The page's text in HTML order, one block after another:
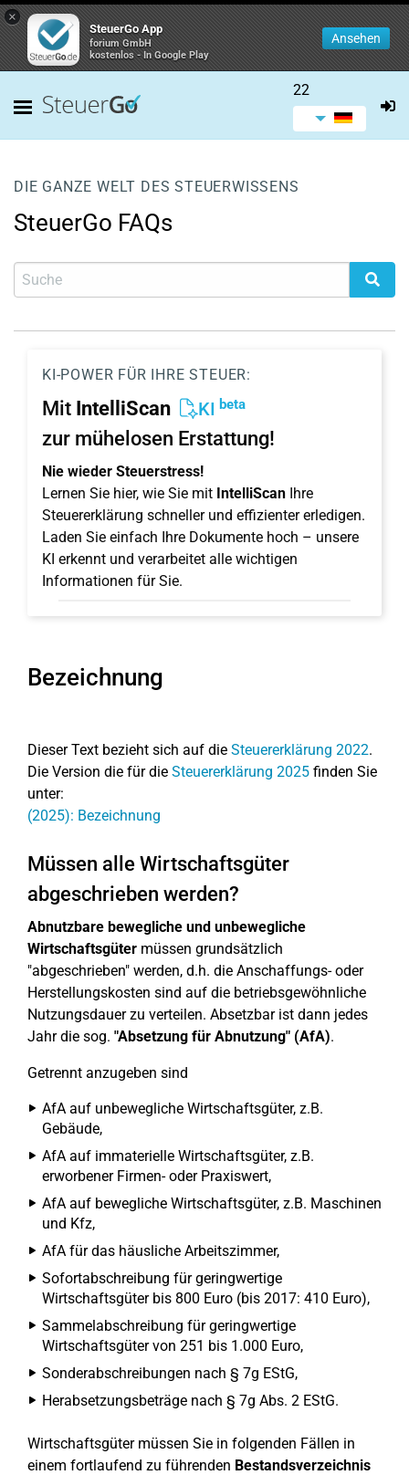
×
SteuerGo App
forium GmbH
kostenlos - In Google Play
Ansehen
22
DIE GANZE WELT DES STEUERWISSENS
SteuerGo FAQs
KI-POWER FÜR IHRE STEUER:
Mit IntelliScan KI beta
zur mühelosen Erstattung!
Nie wieder Steuerstress!
Lernen Sie hier, wie Sie mit IntelliScan Ihre
Steuererklärung schneller und effizienter erledigen.
Laden Sie einfach Ihre Dokumente hoch – unsere
KI erkennt und verarbeitet alle wichtigen
Informationen für Sie.
Bezeichnung
Dieser Text bezieht sich auf die Steuererklärung 2022.
Die Version die für die Steuererklärung 2025 finden Sie
unter:
(2025): Bezeichnung
Müssen alle Wirtschaftsgüter
abgeschrieben werden?
Abnutzbare bewegliche und unbewegliche
Wirtschaftsgüter müssen grundsätzlich
"abgeschrieben" werden, d.h. die Anschaffungs- oder
Herstellungskosten sind auf die betriebsgewöhnliche
Nutzungsdauer zu verteilen. Absetzbar ist dann jedes
Jahr die sog. "Absetzung für Abnutzung" (AfA).
Getrennt anzugeben sind
AfA auf unbewegliche Wirtschaftsgüter, z.B.
Gebäude,
AfA auf immaterielle Wirtschaftsgüter, z.B.
erworbener Firmen- oder Praxiswert,
AfA auf bewegliche Wirtschaftsgüter, z.B. Maschinen
und Kfz,
AfA für das häusliche Arbeitszimmer,
Sofortabschreibung für geringwertige
Wirtschaftsgüter bis 800 Euro (bis 2017: 410 Euro),
Sammelabschreibung für geringwertige
Wirtschaftsgüter von 251 bis 1.000 Euro,
Sonderabschreibungen nach § 7g EStG,
Herabsetzungsbeträge nach § 7g Abs. 2 EStG.
Wirtschaftsgüter müssen Sie in folgenden Fällen in
einem fortlaufend zu führenden Bestandsverzeichnis